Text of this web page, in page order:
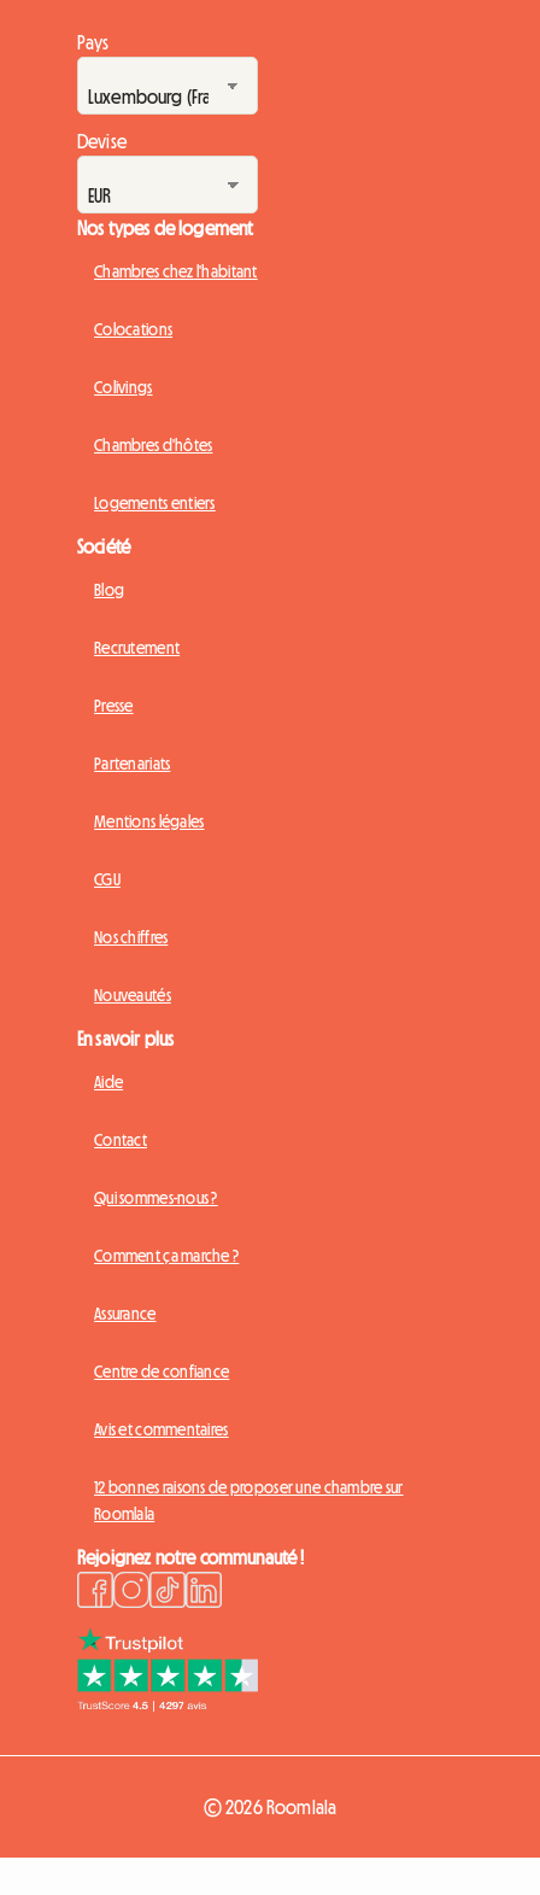
Pays
Devise
Nos types de logement
Chambres chez l'habitant
Colocations
Colivings
Chambres d'hôtes
Logements entiers
Société
Blog
Recrutement
Presse
Partenariats
Mentions légales
CGU
Nos chiffres
Nouveautés
En savoir plus
Aide
Contact
Qui sommes-nous ?
Comment ça marche ?
Assurance
Centre de confiance
Avis et commentaires
12 bonnes raisons de proposer une chambre sur
Roomlala
Rejoignez notre communauté !
© 2026 Roomlala